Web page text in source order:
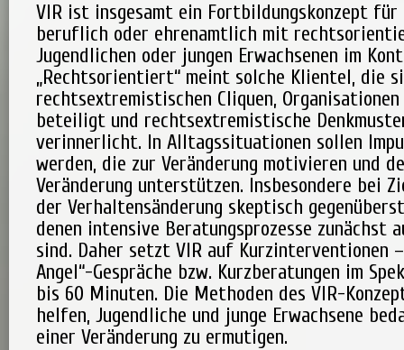
VIR ist insgesamt ein Fortbildungskonzept für
beruflich oder ehrenamtlich mit
Jugendlichen oder jungen Erwachsenen im
„Rechtsorientiert“ meint solche Klientel, die
rechtsextremistischen Cliquen,
beteiligt und rechtsextremistische
verinnerlicht. In Alltagssituationen sollen
werden, die zur Veränderung motivieren und
Veränderung unterstützen. Insbesondere bei
der Verhaltensänderung skeptisch
denen intensive Beratungsprozesse zunächst
sind. Daher setzt VIR auf Kurzinterventionen
Angel“-Gespräche bzw. Kurzberatungen im
bis 60 Minuten. Die Methoden des VIR-
helfen, Jugendliche und junge Erwachsene
einer Veränderung zu ermutigen.